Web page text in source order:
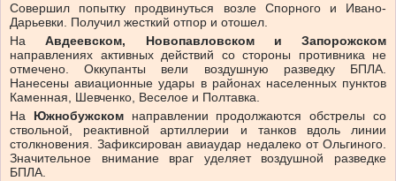
Совершил попытку продвинуться возле Спорного и Ивано-
Дарьевки. Получил жесткий отпор и отошел.
НаАвдеевском, Новопавловском и Запорожском
направлениях активных действий со стороны противника не
отмечено. Оккупанты вели воздушную разведку БПЛА.
Нанесены авиационные удары в районах населенных пунктов
Каменная, Шевченко, Веселое и Полтавка.
На Южнобужскомнаправлении продолжаются обстрелы со
ствольной, реактивной артиллерии и танков вдоль линии
столкновения. Зафиксирован авиаудар недалеко от Ольгиного.
Значительное внимание враг уделяет воздушной разведке
БПЛА.